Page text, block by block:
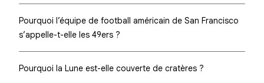
Pourquoi l’équipe de football américain de San Francisco
s’appelle-t-elle les 49ers ?
Pourquoi la Lune est-elle couverte de cratères ?